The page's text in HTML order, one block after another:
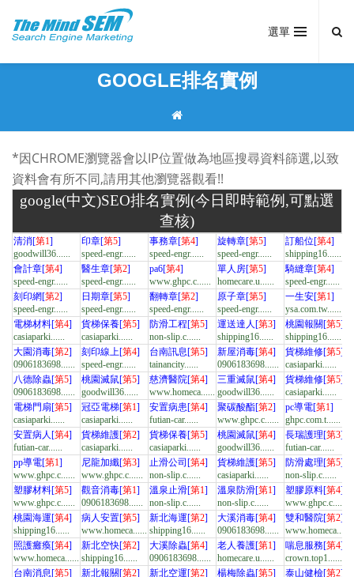
選單
GOOGLE排名實例
*因CHROME瀏覽器會以IP位置做為地區搜尋資料篩選,以致
資料會有所不同,請用其他瀏覽器觀看!!